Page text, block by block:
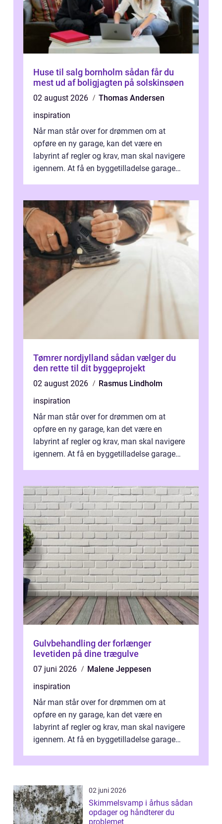
Huse til salg bornholm sådan får du
mest ud af boligjagten på solskinsøen
02 august 2026
Thomas Andersen
inspiration
Når man står over for drømmen om at
opføre en ny garage, kan det være en
labyrint af regler og krav, man skal navigere
igennem. At få en byggetilladelse garage
Tømrer nordjylland sådan vælger du
den rette til dit byggeprojekt
02 august 2026
Rasmus Lindholm
inspiration
Når man står over for drømmen om at
opføre en ny garage, kan det være en
labyrint af regler og krav, man skal navigere
igennem. At få en byggetilladelse garage
Gulvbehandling der forlænger
levetiden på dine trægulve
07 juni 2026
Malene Jeppesen
inspiration
Når man står over for drømmen om at
opføre en ny garage, kan det være en
labyrint af regler og krav, man skal navigere
igennem. At få en byggetilladelse garage
02 juni 2026
Skimmelsvamp i århus sådan
opdager og håndterer du
problemet